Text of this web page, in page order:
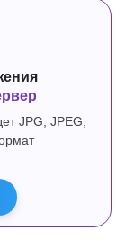
JPG, JPEG,